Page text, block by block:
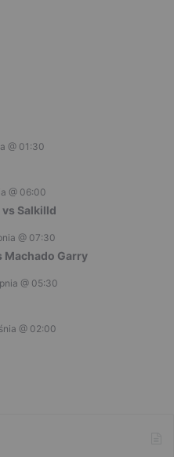
@ 01:30
@ 06:00
vs Salkilld
@ 07:30
Machado Garry
@ 05:30
@ 02:00